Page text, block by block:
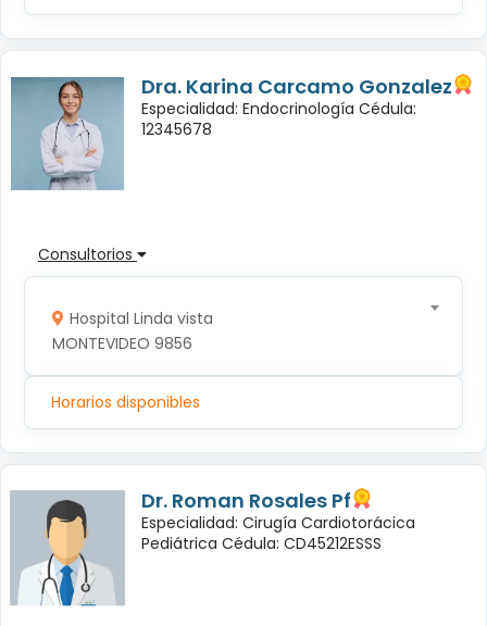
Dra. Karina Carcamo Gonzalez
Especialidad: Endocrinología Cédula:
12345678
Consultorios
Hospital Linda vista
MONTEVIDEO 9856
Horarios disponibles
Dr. Roman Rosales Pf
Especialidad: Cirugía Cardiotorácica
Pediátrica Cédula: CD45212ESSS